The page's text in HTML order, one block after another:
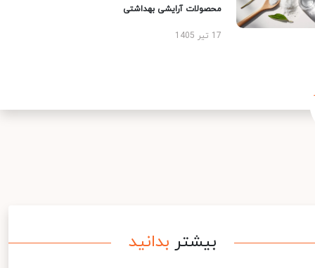
محصولات آرایشی بهداشتی
17 تیر 1405
بیشتر بدانید